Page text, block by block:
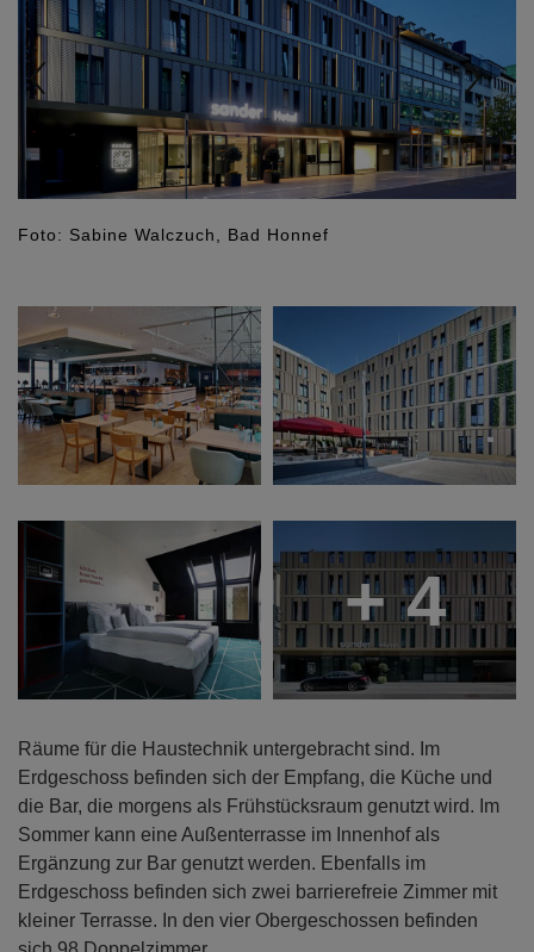
Foto: Sabine Walczuch, Bad Honnef
+ 4
Räume für die Haustechnik untergebracht sind. Im
Erdgeschoss befinden sich der Empfang, die Küche und
die Bar, die morgens als Frühstücksraum genutzt wird. Im
Sommer kann eine Außenterrasse im Innenhof als
Ergänzung zur Bar genutzt werden. Ebenfalls im
Erdgeschoss befinden sich zwei barrierefreie Zimmer mit
kleiner Terrasse. In den vier Obergeschossen befinden